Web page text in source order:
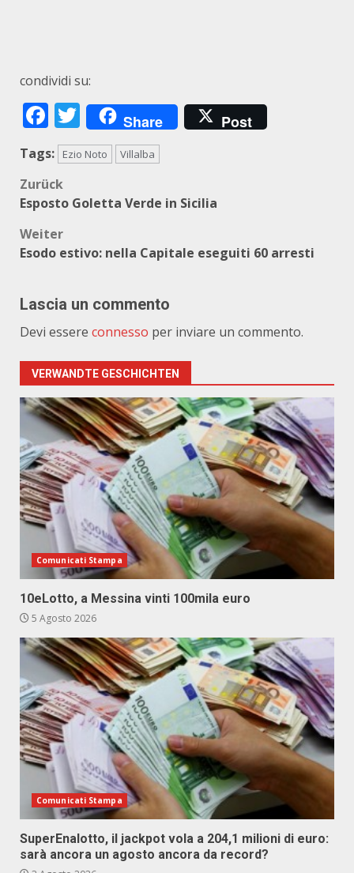
condividi su:
Facebook
Twitter
Share Post
Tags: Ezio Noto Villalba
Beitragsnavigation
Zurück
Esposto Goletta Verde in Sicilia
Weiter
Esodo estivo: nella Capitale eseguiti 60 arresti
Lascia un commento
Devi essere connesso per inviare un commento.
VERWANDTE GESCHICHTEN
Comunicati Stampa
10eLotto, a Messina vinti 100mila euro
5 Agosto 2026
Comunicati Stampa
SuperEnalotto, il jackpot vola a 204,1 milioni di euro:
sarà ancora un agosto ancora da record?